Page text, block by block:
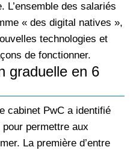
L’ensemble des salariés
« des digital natives »,
technologies et
de fonctionner.
graduelle en 6
cabinet PwC a identifié
permettre aux
La première d’entre